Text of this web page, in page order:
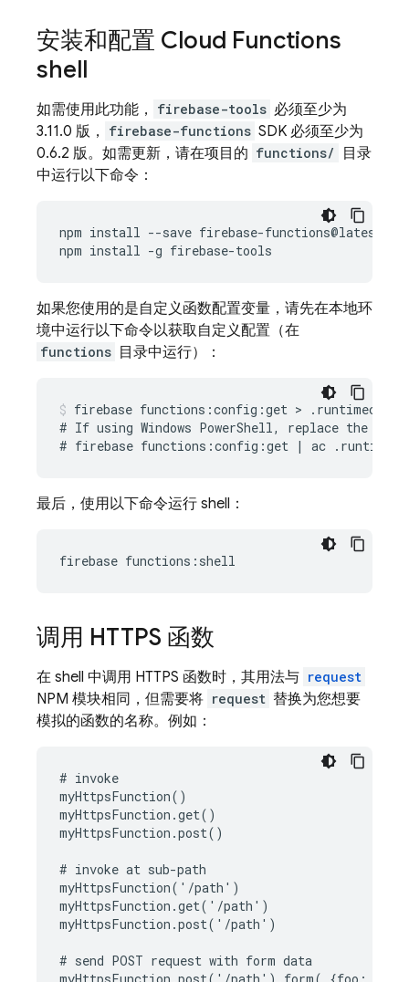
安装和配置 Cloud Functions
shell
如需使用此功能， firebase-tools 必须至少为
3.11.0 版，
firebase-functions SDK 必须至少为
0.6.2 版。如需更新，请在项目的 functions/
目录
中运行以下命令：
npm install --save firebase-functions@latest
npm install -g firebase-tools
如果您使用的是自定义函数配置变量，请先在本地环
境中运行以下命令以获取自定义配置（在
functions 目录中运行）：
firebase functions:config:get >
# If using Windows PowerShell, replace the
最后，使用以下命令运行 shell：
调用 HTTPS 函数
在 shell 中调用 HTTPS 函数时，其用法与 request
NPM 模块相同，但需要将 request 替换为您想要
模拟的函数的名称。例如：
# invoke
myHttpsFunction()
myHttpsFunction.get()
myHttpsFunction.post()
# invoke at sub-path
myHttpsFunction('/path')
myHttpsFunction.get('/path')
myHttpsFunction.post('/path')
# send POST request with form data